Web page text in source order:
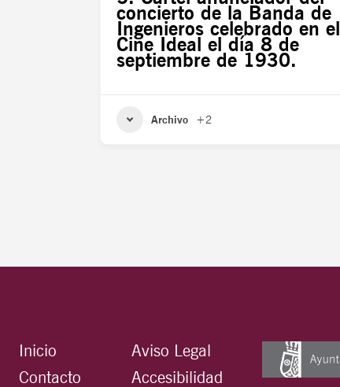
concierto de la Banda de
Ingenieros celebrado en el
Cine Ideal el día 8 de
septiembre de 1930.
Archivo +2
Inicio
Contacto
Aviso Legal
Accesibilidad